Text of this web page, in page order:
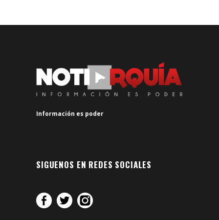
Información es poder
SIGUENOS EN REDES SOCIALES